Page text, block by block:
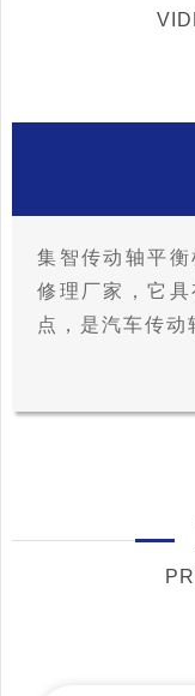
集智传动轴平
修理厂家，它
点，是汽车传动